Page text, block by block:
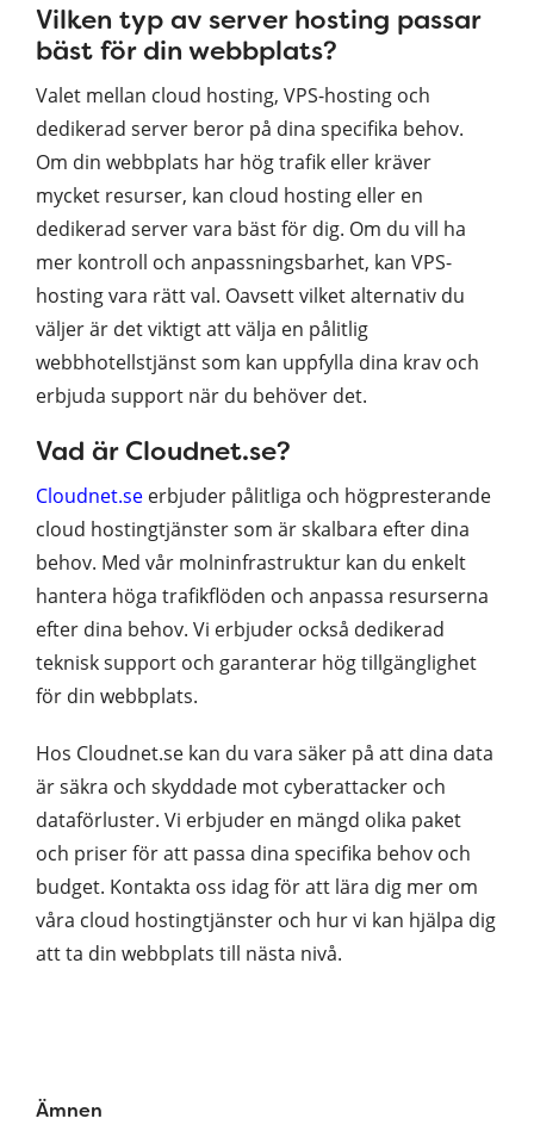
Vilken typ av server hosting passar
bäst för din webbplats?
Valet mellan cloud hosting, VPS-hosting och
dedikerad server beror på dina specifika behov.
Om din webbplats har hög trafik eller kräver
mycket resurser, kan cloud hosting eller en
dedikerad server vara bäst för dig. Om du vill ha
mer kontroll och anpassningsbarhet, kan VPS-
hosting vara rätt val. Oavsett vilket alternativ du
väljer är det viktigt att välja en pålitlig
webbhotellstjänst som kan uppfylla dina krav och
erbjuda support när du behöver det.
Vad är Cloudnet.se?
Cloudnet.se erbjuder pålitliga och högpresterande
cloud hostingtjänster som är skalbara efter dina
behov. Med vår molninfrastruktur kan du enkelt
hantera höga trafikflöden och anpassa resurserna
efter dina behov. Vi erbjuder också dedikerad
teknisk support och garanterar hög tillgänglighet
för din webbplats.
Hos Cloudnet.se kan du vara säker på att dina data
är säkra och skyddade mot cyberattacker och
dataförluster. Vi erbjuder en mängd olika paket
och priser för att passa dina specifika behov och
budget. Kontakta oss idag för att lära dig mer om
våra cloud hostingtjänster och hur vi kan hjälpa dig
att ta din webbplats till nästa nivå.
Ämnen